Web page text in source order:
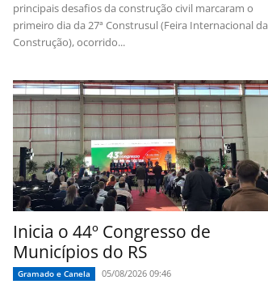
principais desafios da construção civil marcaram o
primeiro dia da 27ª Construsul (Feira Internacional da
Construção), ocorrido...
Inicia o 44º Congresso de
Municípios do RS
Gramado e Canela 05/08/2026 09:46